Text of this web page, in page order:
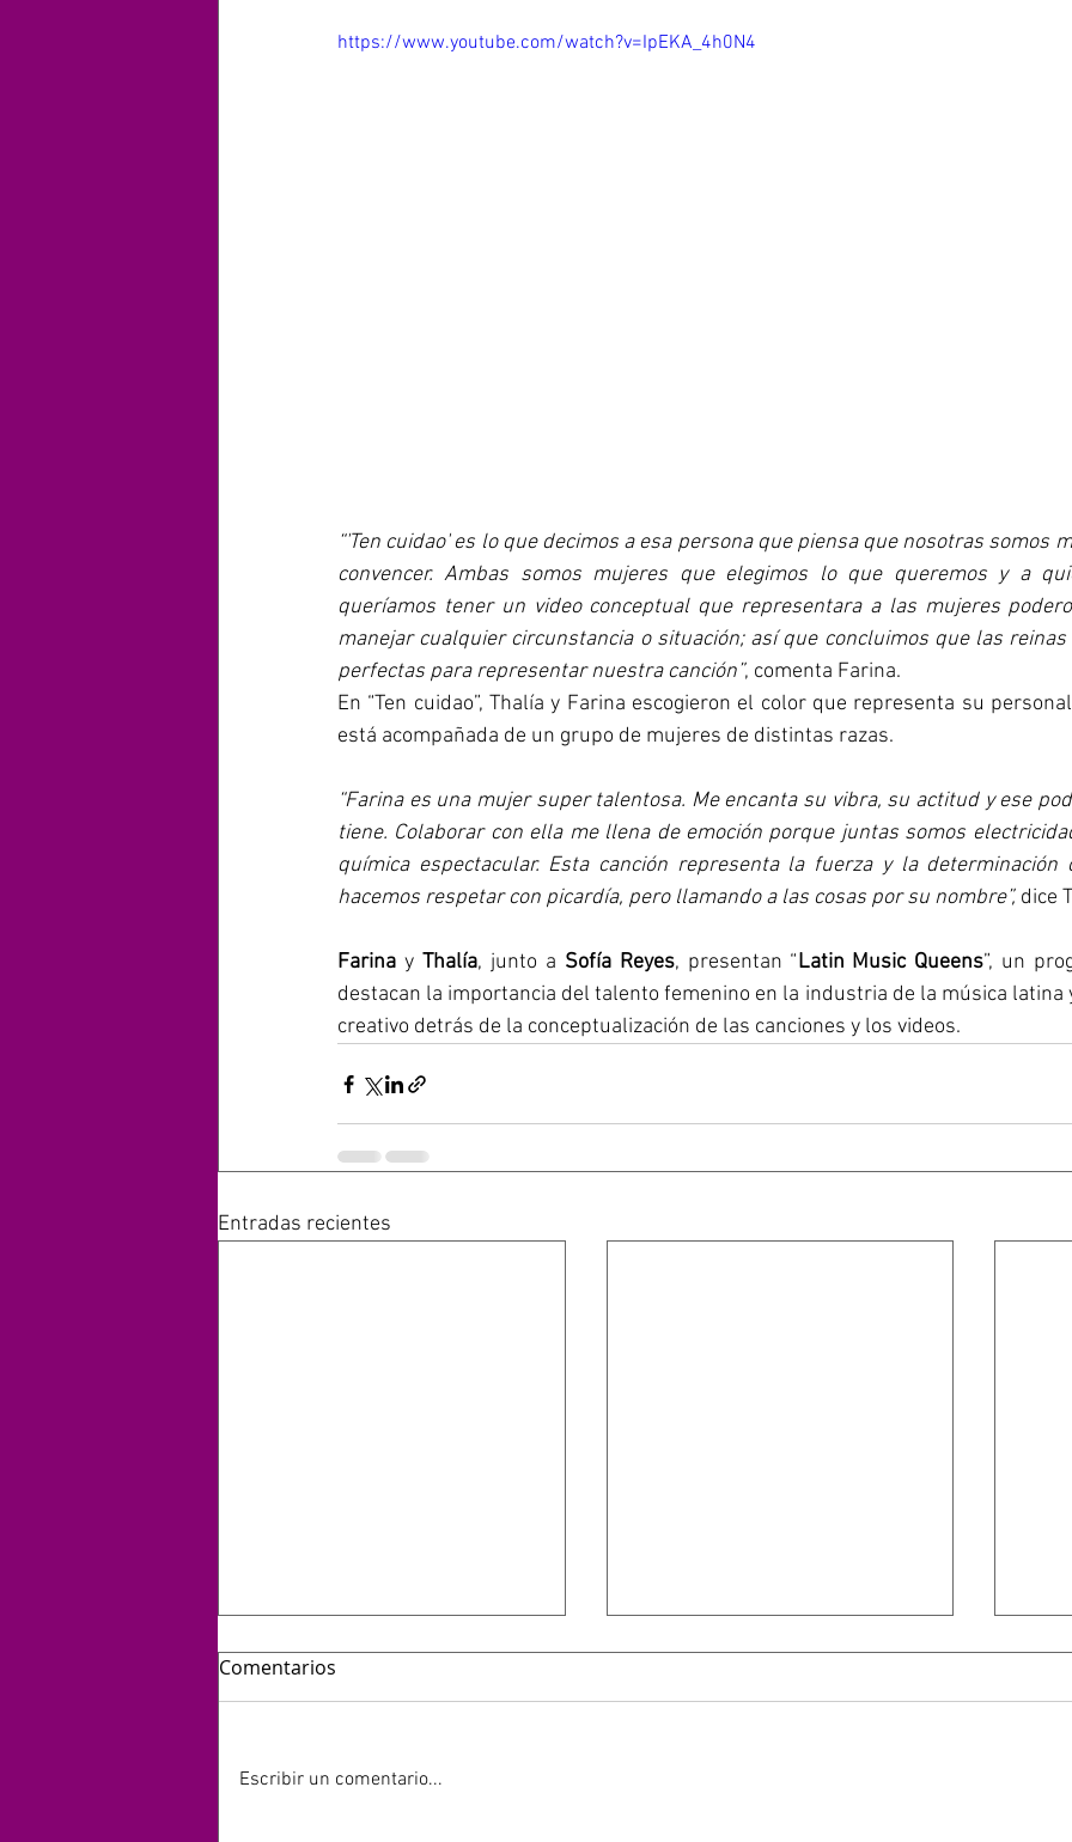
https://www.youtube.com/watch?v=IpEKA_4h0N4
“'Ten cuidao' es lo que decimos a esa persona que piensa que nosotras somos
convencer. Ambas somos mujeres que elegimos lo que queremos y a
queríamos tener un video conceptual que representara a las mujeres
manejar cualquier circunstancia o situación; así que concluimos que las
perfectas para representar nuestra canción”, comenta Farina.
En “Ten cuidao”, Thalía y Farina escogieron el color que representa su
está acompañada de un grupo de mujeres de distintas razas.
“Farina es una mujer super talentosa. Me encanta su vibra, su actitud y ese
tiene. Colaborar con ella me llena de emoción porque juntas somos
química espectacular. Esta canción representa la fuerza y la determinación
hacemos respetar con picardía, pero llamando a las cosas por su nombre”, dice
Farina y Thalía, junto a Sofía Reyes, presentan “Latin Music Queens”, un
destacan la importancia del talento femenino en la industria de la música latina
creativo detrás de la conceptualización de las canciones y los videos.
Entradas recientes
Comentarios
Escribir un comentario...